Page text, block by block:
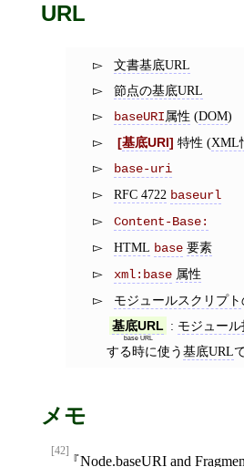
URL
文書基底URL
節点の基底URL
baseURI属性 (DOM)
基底URI 特性 (XML
base-uri
RFC 4722 baseurl
Content-Base:
HTML base 要素
xml:base 属性
モジュールスクリプト
基底URL
base URL
: モジュー
する時に使う基底URL
メモ
[42]
Node.baseURI and